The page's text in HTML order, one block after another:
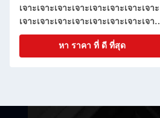
เจาะเจาะเจาะเจาะเจาะเจาะเจาะเจาะ
เจาะเจาะเจาะเจาะเจาะเจาะเจาะเจาะ
เจาะเจาะเจาะเจาะเจาะเจาะเจาะเจาะ
เจาะเจาะเจาะเจาะเจาะเจาะเจาะ
หา ราคา ที่ ดี ที่สุด